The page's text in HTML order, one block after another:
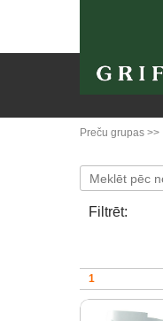
Preču grupas >>
Filtrēt:
1